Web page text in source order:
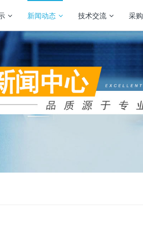
新闻动态 技术交流 采